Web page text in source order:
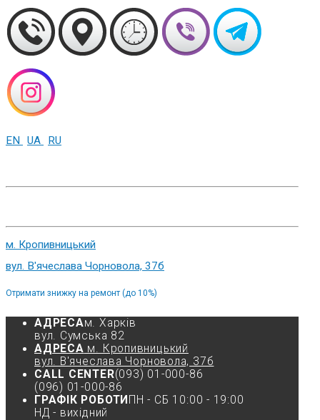
EN UA RU
м. Кропивницький
вул. В'ячеслава Чорновола, 37б
Отримати знижку на ремонт (до 10%)
АДРЕСАм. Харків
вул. Cумська 82
АДРЕСА м. Кропивницький
вул. В'ячеслава Чорновола, 37б
CALL CENTER(093) 01-000-86
(096) 01-000-86
ГРАФІК РОБОТИ ПН - СБ 10:00 - 19:00
НД - вихідний